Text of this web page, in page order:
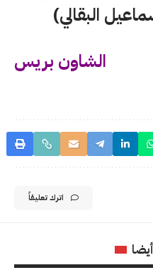
البقالي)
الشاون بريس
اترك تعليقاً